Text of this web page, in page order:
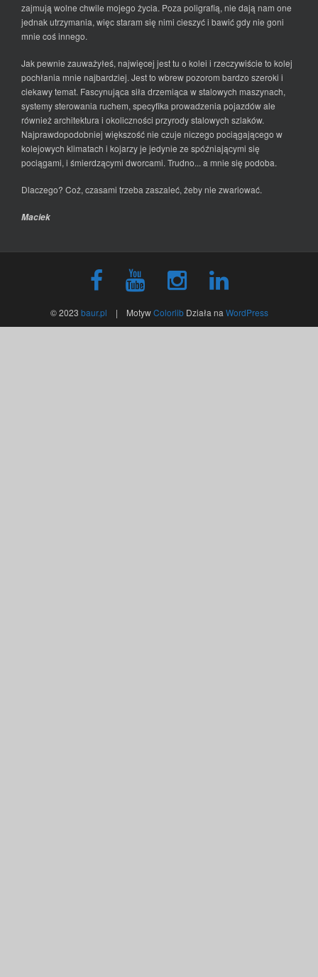
zajmują wolne chwile mojego życia. Poza poligrafią, nie dają nam one
jednak utrzymania, więc staram się nimi cieszyć i bawić gdy nie goni
mnie coś innego.
Jak pewnie zauważyłeś, najwięcej jest tu o kolei i rzeczywiście to kolej
pochłania mnie najbardziej. Jest to wbrew pozorom bardzo szeroki i
ciekawy temat. Fascynująca siła drzemiąca w stalowych maszynach,
systemy sterowania ruchem, specyfika prowadzenia pojazdów ale
również architektura i okoliczności przyrody stalowych szlaków.
Najprawdopodobniej większość nie czuje niczego pociągającego w
kolejowych klimatach i kojarzy je jedynie ze spóźniającymi się
pociągami, i śmierdzącymi dworcami. Trudno... a mnie się podoba.
Dlaczego? Coż, czasami trzeba zaszaleć, żeby nie zwariować.
Maciek
© 2023 baur.pl | MotywColorlibDziała na WordPress